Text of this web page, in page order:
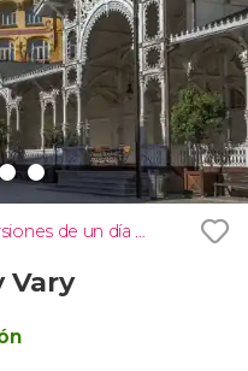
Excursiones de un día desde Praga
Vary